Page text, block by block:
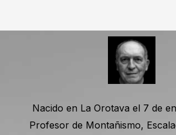
Nacido en La Orotava el 7 de
Profesor de Montañismo,